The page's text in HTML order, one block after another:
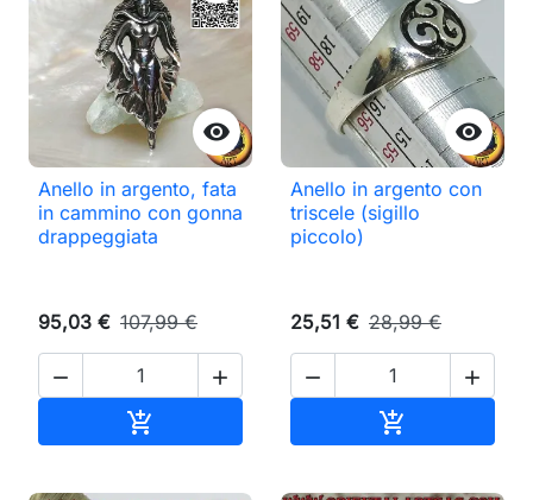

Anello in argento, fata
in cammino con gonna
drappeggiata
95,03 € 107,99 €
 


Anello in argento con
triscele (sigillo
piccolo)
25,51 € 28,99 €
 
